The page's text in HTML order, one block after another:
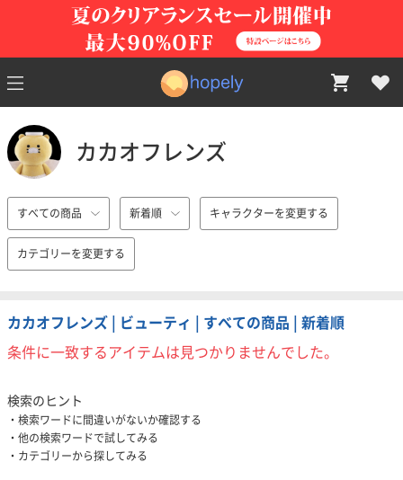
カカオフレンズ
すべての商品 新着順 キャラクターを変更する
カテゴリーを変更する
カカオフレンズ | ビューティ | すべての商品 | 新着順
条件に一致するアイテムは見つかりませんでした。
検索のヒント
検索ワードに間違いがないか確認する
他の検索ワードで試してみる
カテゴリーから探してみる